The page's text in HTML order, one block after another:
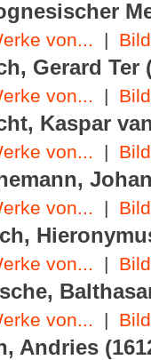
von... |
Gerard Ter
von... |
Kaspar
von... |
von... |
von... |
von... |
Andries